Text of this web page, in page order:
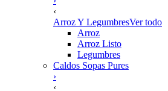
‹
Arroz Y LegumbresVer todo
Arroz
Arroz Listo
Legumbres
Caldos Sopas Pures
›
‹